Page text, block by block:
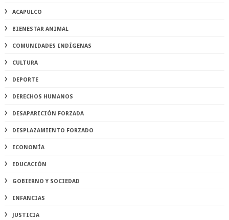
ACAPULCO
BIENESTAR ANIMAL
COMUNIDADES INDÍGENAS
CULTURA
DEPORTE
DERECHOS HUMANOS
DESAPARICIÓN FORZADA
DESPLAZAMIENTO FORZADO
ECONOMÍA
EDUCACIÓN
GOBIERNO Y SOCIEDAD
INFANCIAS
JUSTICIA